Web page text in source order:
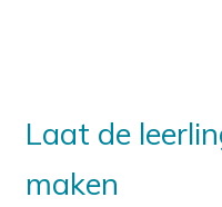
Laat de
maken